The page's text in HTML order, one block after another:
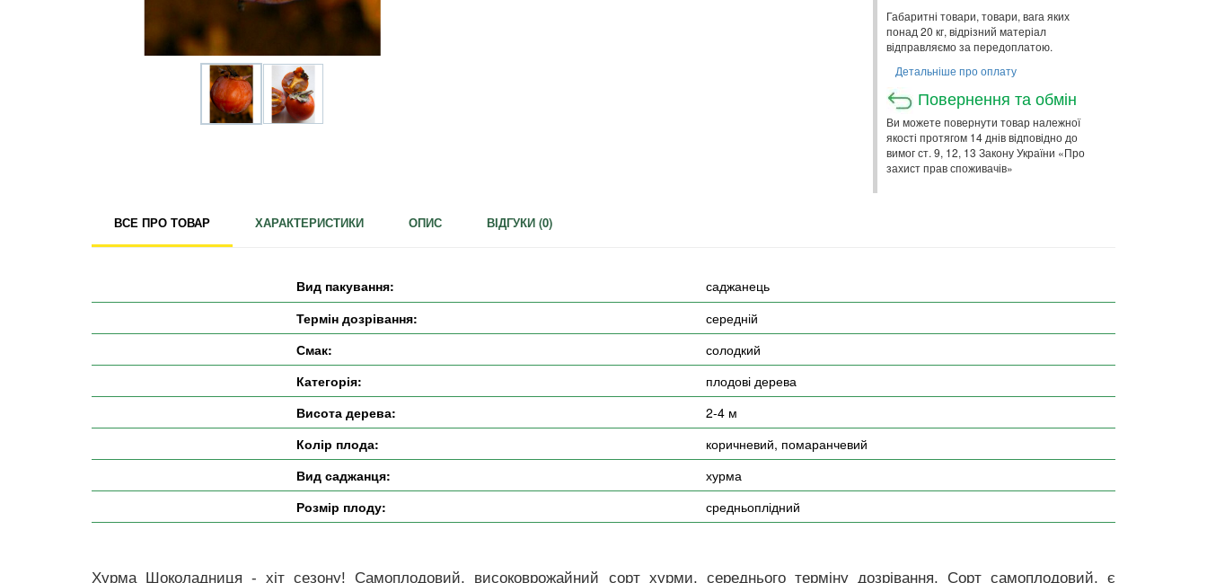
Садові фігури
Теплиці і покривний матеріал
Габаритні товари, товари, вага яких
понад 20 кг, відрізний матеріал
відправляємо за передоплатою.
Детальніше про оплату
Повернення та обмін
Ви можете повернути товар належної
якості протягом 14 днів відповідно до
вимог ст. 9, 12, 13 Закону України «Про
захист прав споживачів»
ВСЕ ПРО ТОВАР ХАРАКТЕРИСТИКИ ОПИС ВІДГУКИ (0)
Вид пакування:
саджанець
Термін дозрівання:
середній
Смак:
солодкий
Категорія:
плодові дерева
Висота дерева:
2-4 м
Колір плода:
коричневий, помаранчевий
Вид саджанця:
хурма
Розмір плоду:
средньоплідний
Хурма Шоколадниця - хіт сезону! Самоплодовий, високоврожайний сорт хурми, середнього терміну дозрівання. Сорт самоплодовий, є